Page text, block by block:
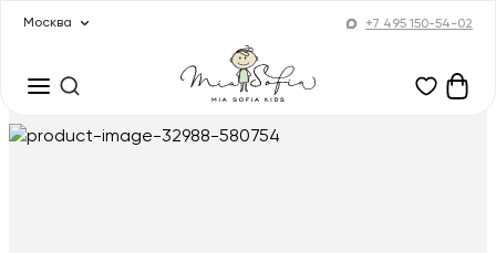
Москва +7 495 150-54-02